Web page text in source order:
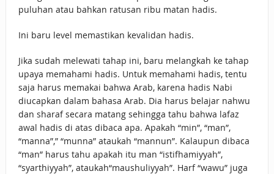
puluhan atau bahkan ratusan ribu matan hadis.
Ini baru level memastikan kevalidan hadis.
Jika sudah melewati tahap ini, baru melangkah ke tahap
upaya memahami hadis. Untuk memahami hadis, tentu
saja harus memakai bahwa Arab, karena hadis Nabi
diucapkan dalam bahasa Arab. Dia harus belajar nahwu
dan sharaf secara matang sehingga tahu bahwa lafaz
awal hadis di atas dibaca apa. Apakah “min”, “man”,
“manna”,” “munna” ataukah “mannun”. Kalaupun dibaca
“man” harus tahu apakah itu man “istifhamiyyah”,
“syarthiyyah”, ataukah“maushuliyyah”. Harf “wawu” juga